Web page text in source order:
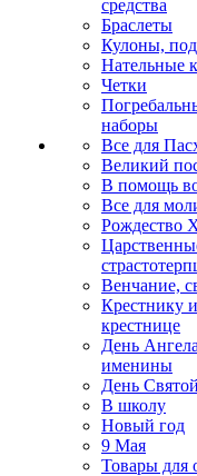
средства
Браслеты
Кулоны,
Нательные
Четки
наборы
Все для
Великий
В помощь
Все для
Рождество
Венчание,
Крестнику и
крестнице
День
именины
День
В школу
Новый год
9 Мая
Товары для